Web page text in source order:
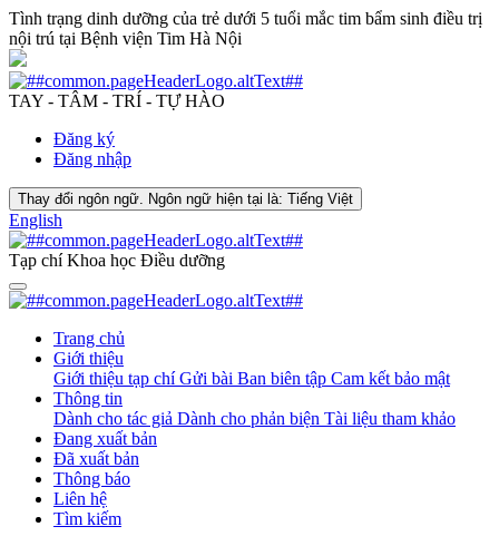
Tình trạng dinh dưỡng của trẻ dưới 5 tuổi mắc tim bẩm sinh điều trị
nội trú tại Bệnh viện Tim Hà Nội
TAY - TÂM - TRÍ - TỰ HÀO
Đăng ký
Đăng nhập
Thay đổi ngôn ngữ. Ngôn ngữ hiện tại là: Tiếng Việt
English
Tạp chí Khoa học Điều dưỡng
Trang chủ
Giới thiệu
Giới thiệu tạp chíGửi bài Ban biên tập Cam kết bảo mật
Thông tin
Dành cho tác giả Dành cho phản biện Tài liệu tham khảo
Đang xuất bản
Đã xuất bản
Thông báo
Liên hệ
Tìm kiếm